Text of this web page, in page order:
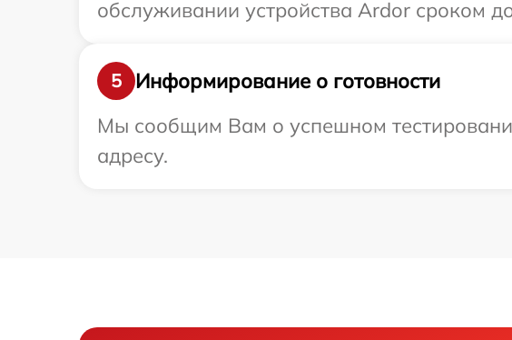
обслуживании устройства Ardor сроком
5
Информирование о готовности
Мы сообщим Вам о успешном
адресу.